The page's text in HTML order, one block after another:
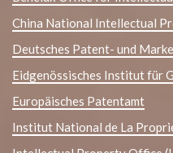
China National Intellectual
Deutsches Patent- und
Eidgenössisches Institut für
Europäisches Patentamt
Institut National de La